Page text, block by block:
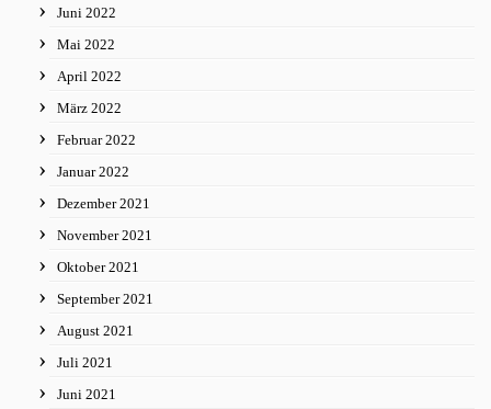
Juni 2022
Mai 2022
April 2022
März 2022
Februar 2022
Januar 2022
Dezember 2021
November 2021
Oktober 2021
September 2021
August 2021
Juli 2021
Juni 2021